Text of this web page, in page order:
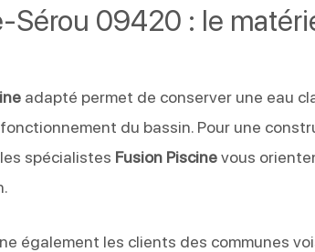
Sérou 09420 : le
adapté permet de conserver une eau
du bassin. Pour une
spécialistes Fusion Piscinevous
également les clients des communes